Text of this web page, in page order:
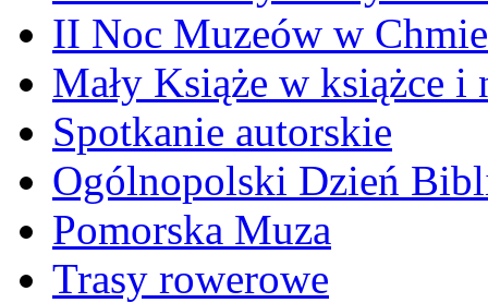
II Noc Muzeów w
Mały Książe w książce i
Spotkanie autorskie
Ogólnopolski Dzień
Pomorska Muza
Trasy rowerowe